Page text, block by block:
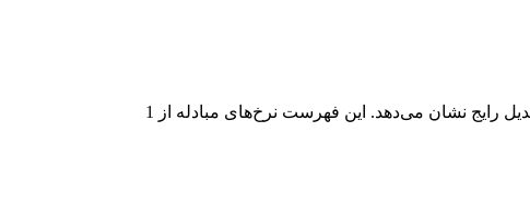
در جدول بالا، نمودار داده‌های تبدیل جامع LRCXON به USD را مشاهده می‌کنید که رابطه ارزش دلار را در مقادیر مختلف تبدیل رایج نشان می‌دهد. این فهرست نرخ‌های مبادله از 1